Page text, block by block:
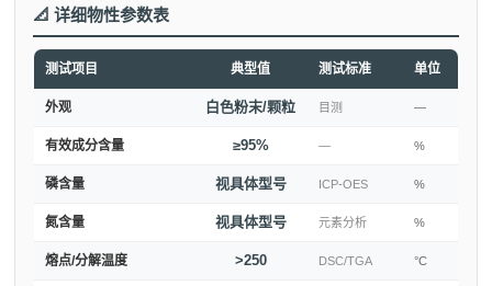
📐 详细物性参数表
测试项目 典型值 测试标准 单位
外观 白色粉末/颗粒 目测 —
有效成分含量 ≥95% — %
磷含量 视具体型号 ICP-OES %
氮含量 视具体型号 元素分析 %
熔点/分解温度 >250 DSC/TGA °C